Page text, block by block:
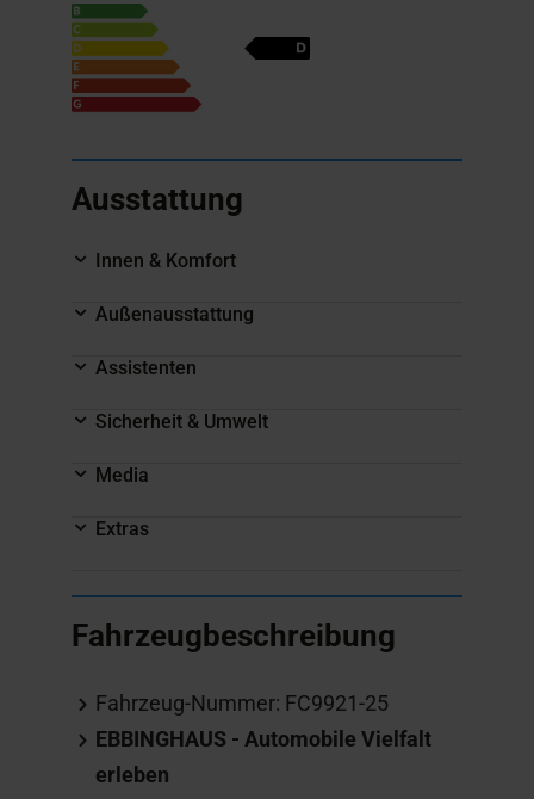
Ausstattung
Innen & Komfort
Außenausstattung
Assistenten
Sicherheit & Umwelt
Media
Extras
Fahrzeugbeschreibung
Fahrzeug-Nummer: FC9921-25
EBBINGHAUS - Automobile Vielfalt
erleben